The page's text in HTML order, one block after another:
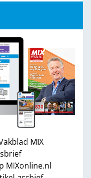
MIX
MIXonline.nl